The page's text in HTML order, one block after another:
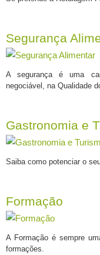
Segurança
A segurança é uma
negociável, na Qualidade
Gastronomia e
Saiba como potenciar o
Formação
A Formação é sempre
formações.